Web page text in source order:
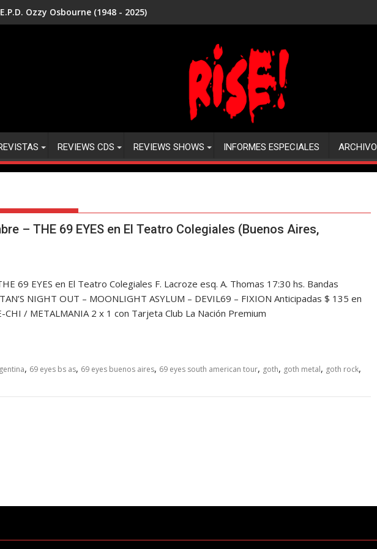
Ozzy Osbourne (1948 - 2025)
REVIEWS CDS REVIEWS SHOWS INFORMES ESPECIALES ARCHIVO
– THE 69 EYES en El Teatro Colegiales (Buenos Aires,
69 EYES en El Teatro Colegiales F. Lacroze esq. A. Thomas 17:30 hs. Bandas
NIGHT OUT – MOONLIGHT ASYLUM – DEVIL69 – FIXION Anticipadas $ 135 en
CHI / METALMANIA 2 x 1 con Tarjeta Club La Nación Premium
, 69 eyes bs as, 69 eyes buenos aires, 69 eyes south american tour, goth, goth metal, goth rock,